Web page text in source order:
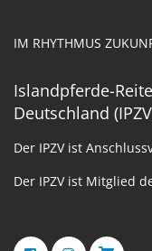
IM RHYTHMUS
Islandpferde-
Deutschland
Der IPZV ist
Der IPZV ist Mitglied